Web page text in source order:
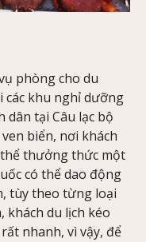
phòng cho du
khu nghỉ dưỡng
dân tại Câu lạc bộ
biển, nơi khách
thưởng thức một
có thể dao động
tùy theo từng loại
khách du lịch kéo
nhanh, vì vậy, để